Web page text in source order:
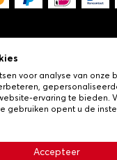
voor HYUNDAI
•
voor analyse van onze
ervaring te bieden.
gebruiken opent u de
Accepteer